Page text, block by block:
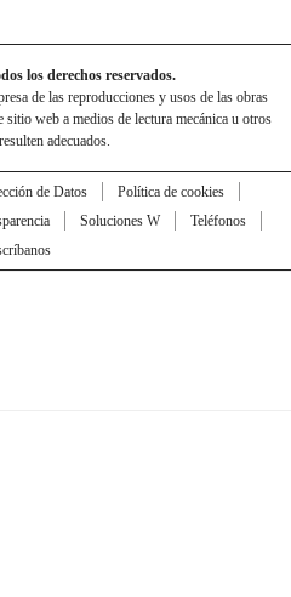
los derechos reservados.
de las reproducciones y usos de las obras
sitio web a medios de lectura mecánica u otros
adecuados.
de Datos
Política de cookies
Soluciones W
Teléfonos